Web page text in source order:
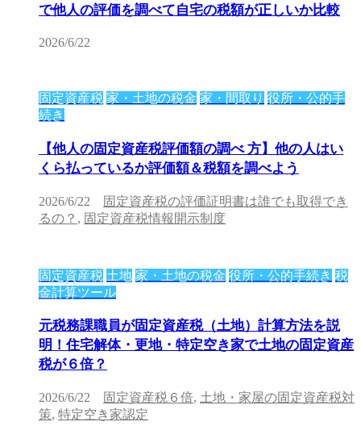
で他人の評価を調べて自宅の税額が正しいか比較
2026/6/22
固定資産税 家・土地の税金 家・間取り 役所・公的手
続き
【他人の固定資産税評価額の調べ 方】他の人はい
くら払っているか評価額＆税額を調べよう
2026/6/22
固定資産税の評価証明書は誰でも取得でき
るの？ , 固定資産税情報開示制度
固定資産税 土地 家・土地の税金 役所・公的手続き 税
金計算ツール
元税務課職員が固定資産税（土地）計算方法を説
明！住宅解体・更地・特定空き家で土地の固定資産
税が６倍？
2026/6/22 固定資産税６倍, 土地・家屋の固定資産税対
策, 特定空き家認定